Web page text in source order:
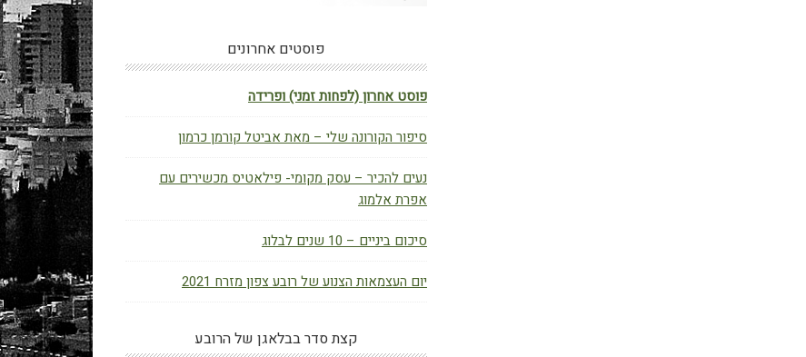
פוסטים אחרונים
פוסט אחרון (לפחות זמני) ופרידה
סיפור הקורונה שלי – מאת אביטל קורמן כרמון
נעים להכיר – עסק מקומי- פילאטיס מכשירים עם
אפרת אלמוג
סיכום ביניים – 10 שנים לבלוג
יום העצמאות הצנוע של רובע צפון מזרח 2021
קצת סדר בבלאגן של הרובע